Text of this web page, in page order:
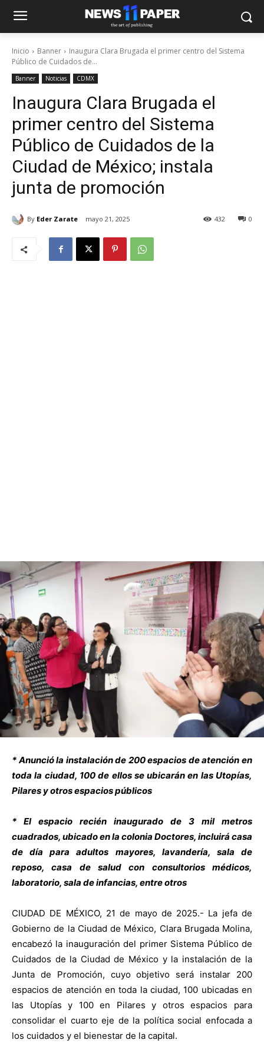
Inicio Banner
Inaugura Clara Brugada el primer centro del Sistema
Público de Cuidados de...
Banner Noticias CDMX
Inaugura Clara Brugada el
primer centro del Sistema
Público de Cuidados de la
Ciudad de México; instala
junta de promoción
By Eder Zarate mayo 21, 2025 0
432
* Anunció la instalación de 200 espacios de atención en
toda la ciudad, 100 de ellos se ubicarán en las Utopías,
Pilares y otros espacios públicos
* El espacio recién inaugurado de 3 mil metros
cuadrados, ubicado en la colonia Doctores, incluirá casa
de día para adultos mayores, lavandería, sala de
reposo, casa de salud con consultorios médicos,
laboratorio, sala de infancias, entre otros
CIUDAD DE MÉXICO, 21 de mayo de 2025.- La jefa de
Gobierno de la Ciudad de México, Clara Brugada Molina,
encabezó la inauguración del primer Sistema Público de
Cuidados de la Ciudad de México y la instalación de la
Junta de Promoción, cuyo objetivo será instalar 200
espacios de atención en toda la ciudad, 100 ubicadas en
las Utopías y 100 en Pilares y otros espacios para
consolidar el cuarto eje de la política social enfocada a
los cuidados y el bienestar de la capital.